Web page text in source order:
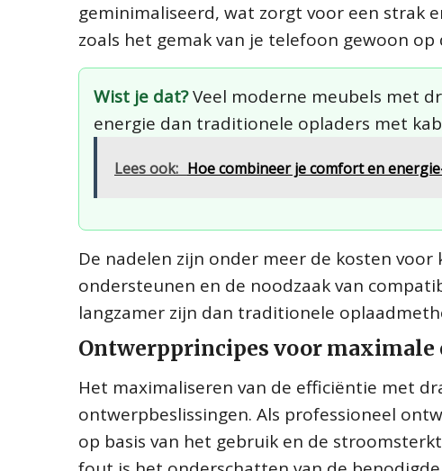
geminimaliseerd, wat zorgt voor een strak
zoals het gemak van je telefoon gewoon
Wist je dat?Veel moderne meubels met
energie dan traditionele opladers met
Lees ook: Hoe combineer je comfort en
De nadelen zijn onder meer de kosten
ondersteunen en de noodzaak van
langzamer zijn dan traditionele
Ontwerpprincipes voor
Het maximaliseren van de efficiëntie met
ontwerpbeslissingen. Als professioneel
op basis van het gebruik en de